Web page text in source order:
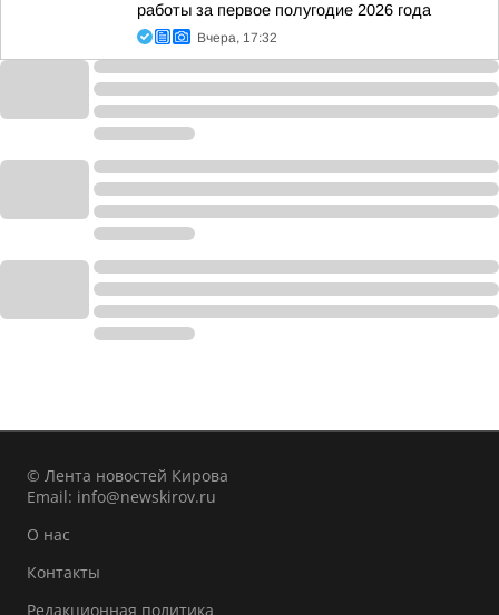
работы за первое полугодие 2026 года
Вчера, 17:32
© Лента новостей Кирова
Email: info@newskirov.ru
О нас
Контакты
Редакционная политика